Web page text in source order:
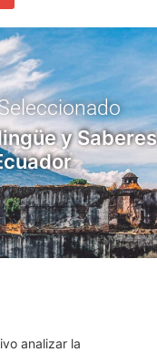
y Saberes
analizar la